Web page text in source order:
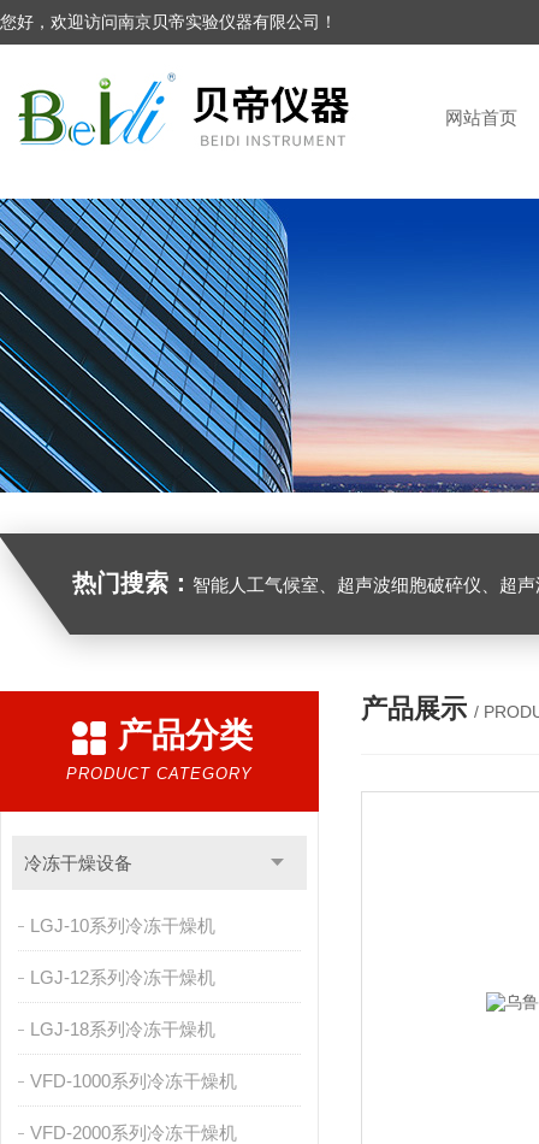
您好，欢迎访问南京贝帝实验仪器有限公司！
网站首页
热门搜索： 智能人工气候室、超声波细胞破碎仪、超
产品分类
PRODUCT CATEGORY
冷冻干燥设备
LGJ-10系列冷冻干燥机
LGJ-12系列冷冻干燥机
LGJ-18系列冷冻干燥机
VFD-1000系列冷冻干燥机
VFD-2000系列冷冻干燥机
产品展示 /